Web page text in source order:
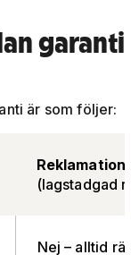
garanti
är som följer:
Reklamation
(lagstadgad
Nej – alltid